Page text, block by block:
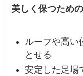
美しく保つため
ルーフや高い
とせる
安定した足場